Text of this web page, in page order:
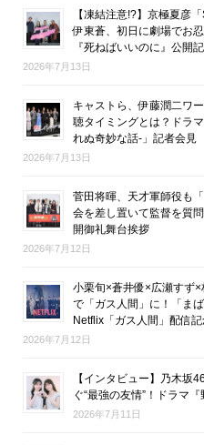
【凍結注意!?】京極夏彦
伊東蒼、初日に劇場でお
『死ねばいいのに』公開
2026年7月13日
キャストら、伊藤潤二ワ
聴タイミングとは？ドラ
れぬ奇妙な話-」記者会見
2026年7月13日
菅田将暉、天才軍師役も
会を差し置いて監督を質
開御礼舞台挨拶
2026年7月12日
小栗旬×蒼井優×広瀬すず
で「ガス人間」に！「ま
Netflix「ガス人間」配信記
2026年7月12日
【インタビュー】乃木坂
ぐ“最強の友情”！ドラマ『
2026年7月11日